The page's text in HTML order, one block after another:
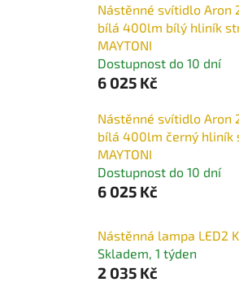
Nástěnné svítidlo Aron
bílá 400lm bílý hliník
MAYTONI
Dostupnost do 10 dní
6 025 Kč
Nástěnné svítidlo Aron
bílá 400lm černý hliník
MAYTONI
Dostupnost do 10 dní
6 025 Kč
Nástěnná lampa LED2
Skladem, 1 týden
2 035 Kč